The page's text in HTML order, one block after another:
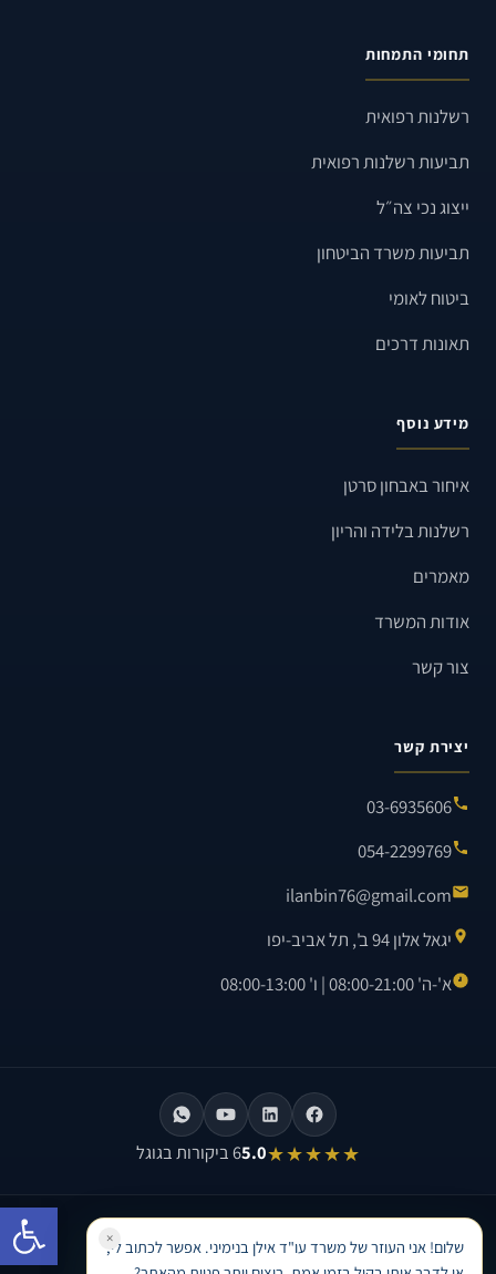
פתח ×
שלום! אני העוזר של משרד עו"ד אילן בנימיני. אפשר לכתוב לי,
תחומי התמחות
רשלנות רפואית
תביעות רשלנות רפואית
ייצוג נכי צה״ל
תביעות משרד הביטחון
ביטוח לאומי
תאונות דרכים
מידע נוסף
איחור באבחון סרטן
רשלנות בלידה והריון
מאמרים
אודות המשרד
צור קשר
יצירת קשר
03-6935606
054-2299769
ilanbin76@gmail.com
יגאל אלון 94 ב', תל אביב-יפו
א'-ה' 08:00-21:00 | ו' 08:00-13:00
★★★★★
5.06 ביקורות בגוגל
משרד עו"ד אילן בנימיני. כל הזכויות שמורות.
בניית אתר וקידום אתרים לעורכי דין ·Avinu SEO